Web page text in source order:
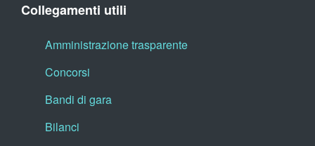
Collegamenti utili
Amministrazione trasparente
Concorsi
Bandi di gara
Bilanci